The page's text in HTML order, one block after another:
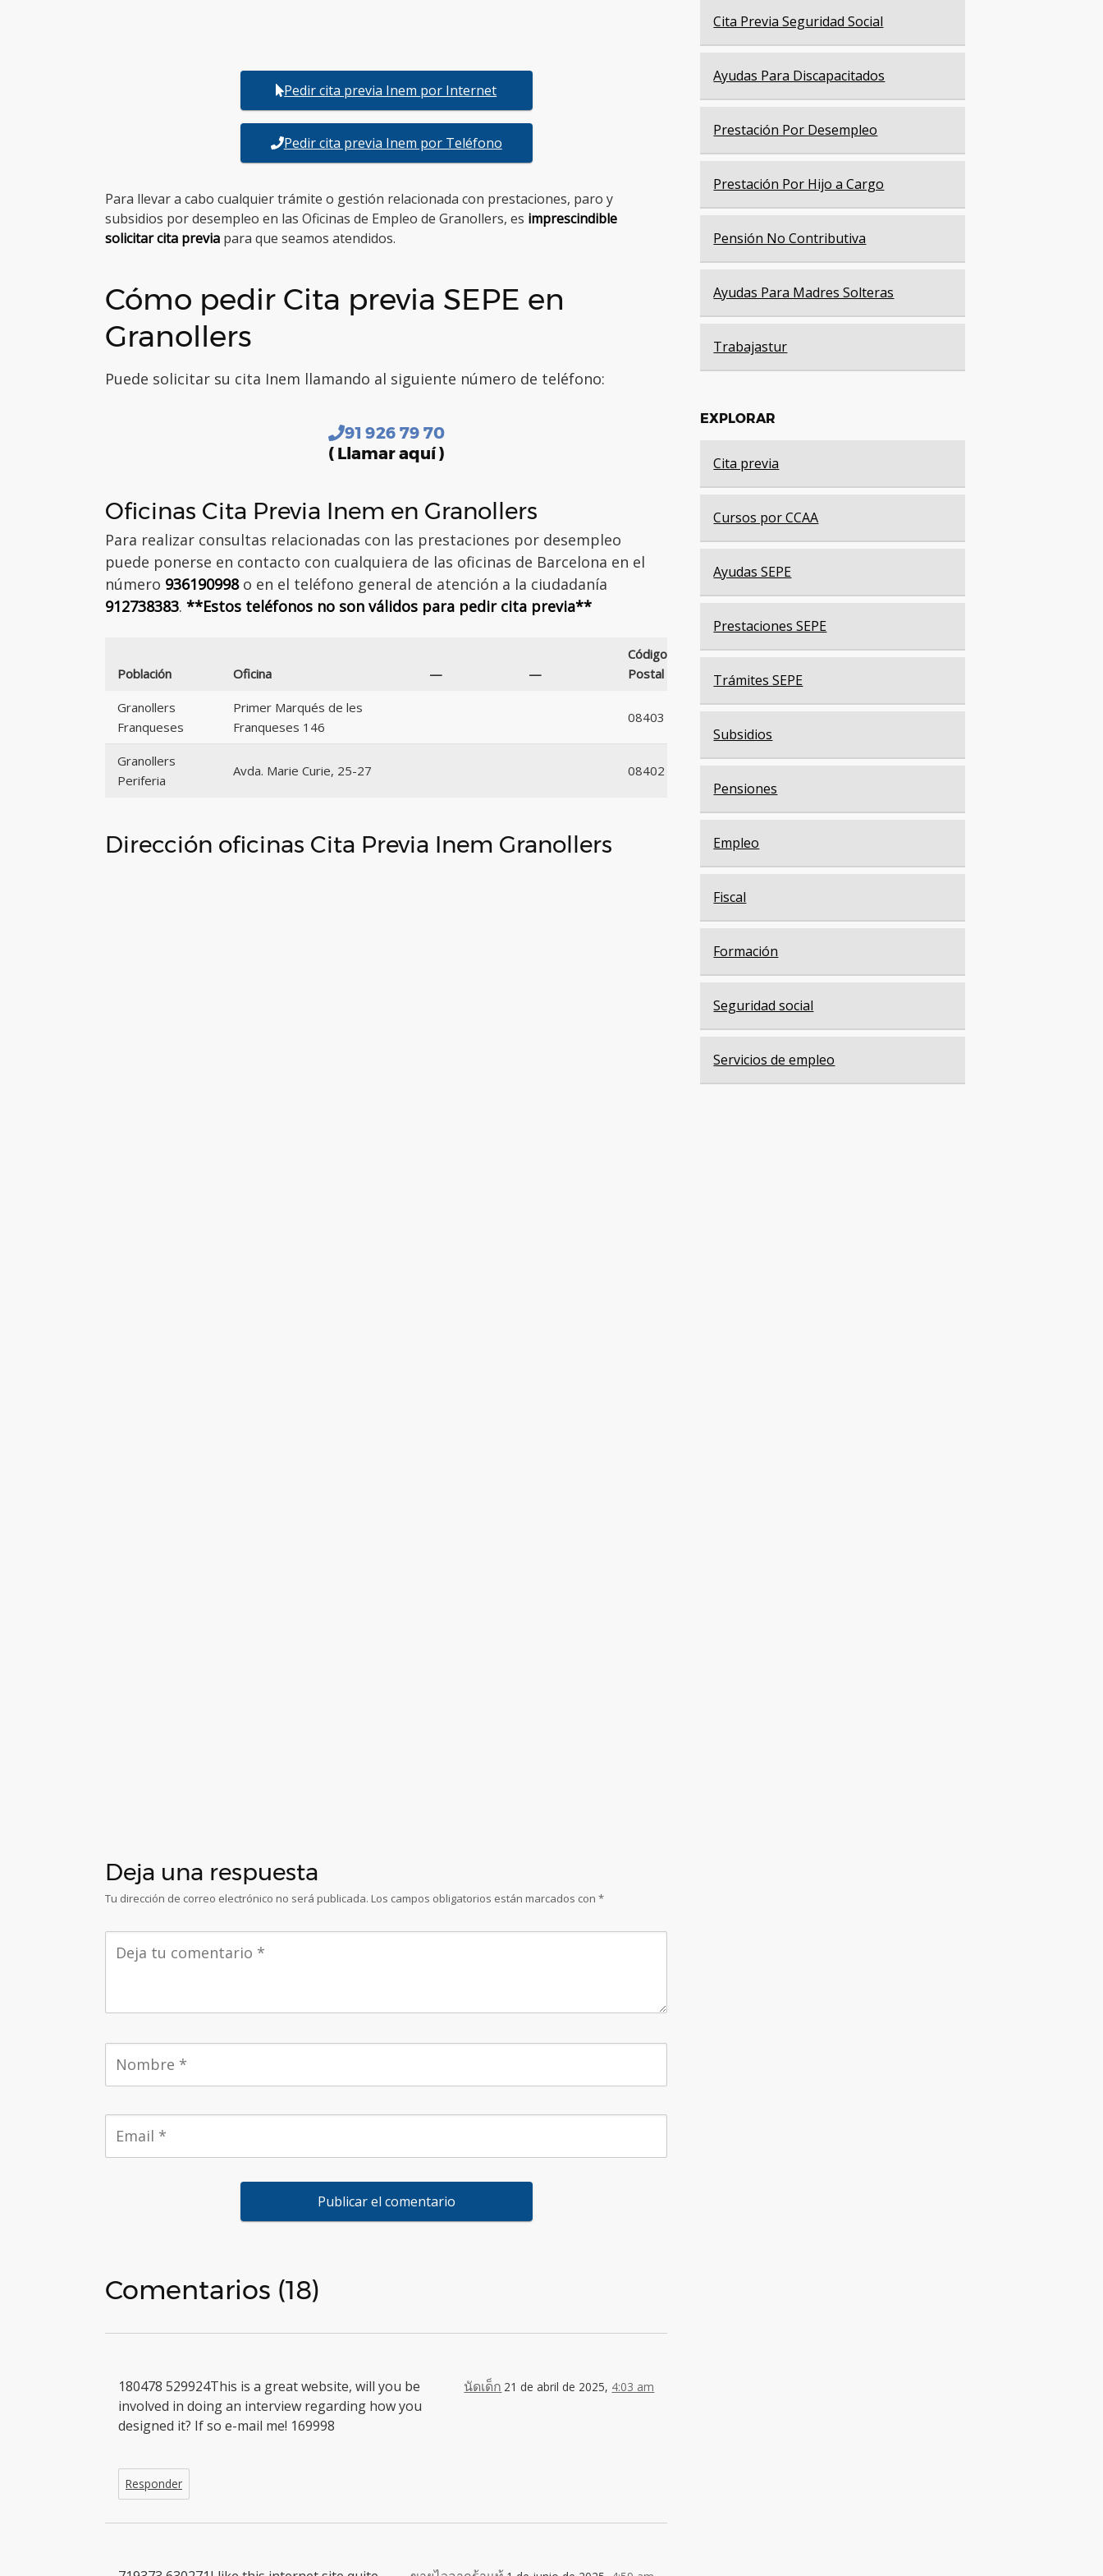
Pedir cita previa Inem por Internet
Pedir cita previa Inem por Teléfono
Para llevar a cabo cualquier trámite o gestión relacionada con prestaciones, paro y
subsidios por desempleo en las Oficinas de Empleo de Granollers, es imprescindible
solicitar cita previa para que seamos atendidos.
Cómo pedir Cita previa SEPE en
Granollers
Puede solicitar su cita Inem llamando al siguiente número de teléfono:
91 926 79 70
( Llamar aquí )
Oficinas Cita Previa Inem en Granollers
Para realizar consultas relacionadas con las prestaciones por desempleo
puede ponerse en contacto con cualquiera de las oficinas de Barcelona en el
número 936190998o en el teléfono general de atención a la ciudadanía
912738383. **Estos teléfonos no son válidos para pedir cita previa**
Población Oficina — —
Código
Postal
Granollers
Franqueses
Primer Marqués de les
Franqueses 146
08403
Granollers
Periferia
Avda. Marie Curie, 25-27 08402
Dirección oficinas Cita Previa Inem Granollers
Deja una respuesta
Tu dirección de correo electrónico no será publicada. Los campos obligatorios están marcados con *
Comentarios (18)
นัดเด็ก 21 de abril de 2025, 4:03 am
180478 529924This is a great website, will you be
involved in doing an interview regarding how you
designed it? If so e-mail me! 169998
Responder
Cita Previa Seguridad Social
Ayudas Para Discapacitados
Prestación Por Desempleo
Prestación Por Hijo a Cargo
Pensión No Contributiva
Ayudas Para Madres Solteras
Trabajastur
EXPLORAR
Cita previa
Cursos por CCAA
Ayudas SEPE
Prestaciones SEPE
Trámites SEPE
Subsidios
Pensiones
Empleo
Fiscal
Formación
Seguridad social
Servicios de empleo